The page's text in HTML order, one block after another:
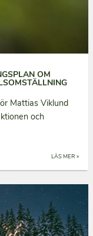
OM
Mattias Viklund
och
LÄS MER »